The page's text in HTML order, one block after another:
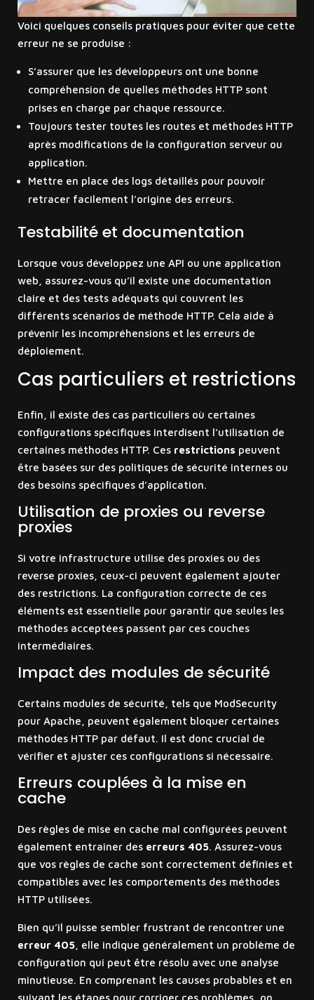
Voici quelques conseils pratiques pour éviter que cette
erreur ne se produise :
S’assurer que les développeurs ont une bonne
compréhension de quelles méthodes HTTP sont
prises en charge par chaque ressource.
Toujours tester toutes les routes et méthodes HTTP
après modifications de la configuration serveur ou
application.
Mettre en place des logs détaillés pour pouvoir
retracer facilement l’origine des erreurs.
Testabilité et documentation
Lorsque vous développez une API ou une application
web, assurez-vous qu’il existe une documentation
claire et des tests adéquats qui couvrent les
différents scénarios de méthode HTTP. Cela aide à
prévenir les incompréhensions et les erreurs de
déploiement.
Cas particuliers et restrictions
Enfin, il existe des cas particuliers où certaines
configurations spécifiques interdisent l’utilisation de
certaines méthodes HTTP. Ces restrictions peuvent
être basées sur des politiques de sécurité internes ou
des besoins spécifiques d’application.
Utilisation de proxies ou reverse
proxies
Si votre infrastructure utilise des proxies ou des
reverse proxies, ceux-ci peuvent également ajouter
des restrictions. La configuration correcte de ces
éléments est essentielle pour garantir que seules les
méthodes acceptées passent par ces couches
intermédiaires.
Impact des modules de sécurité
Certains modules de sécurité, tels que ModSecurity
pour Apache, peuvent également bloquer certaines
méthodes HTTP par défaut. Il est donc crucial de
vérifier et ajuster ces configurations si nécessaire.
Erreurs couplées à la mise en
cache
Des règles de mise en cache mal configurées peuvent
également entraîner des erreurs 405. Assurez-vous
que vos règles de cache sont correctement définies et
compatibles avec les comportements des méthodes
HTTP utilisées.
Bien qu’il puisse sembler frustrant de rencontrer une
erreur 405, elle indique généralement un problème de
configuration qui peut être résolu avec une analyse
minutieuse. En comprenant les causes probables et en